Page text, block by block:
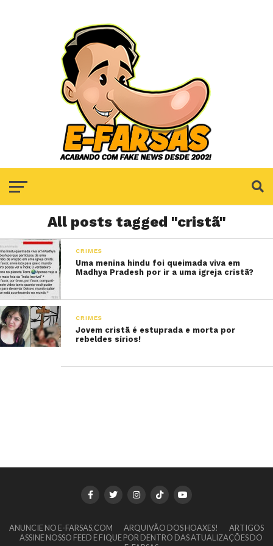
All posts tagged "cristã"
CRIMES
Uma menina hindu foi queimada viva em
Madhya Pradesh por ir a uma igreja cristã?
CRIMES
Jovem cristã é estuprada e morta por
rebeldes sírios!
ANUNCIE NO E-FARSAS.COM ARQUIVÃO DOS HOAXES!
ARTIGOS
ASSINE NOSSO FEED E FIQUE POR DENTRO DAS ATUALIZAÇÕES DO